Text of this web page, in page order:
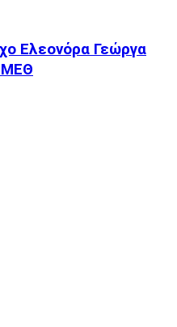
Ελεονόρα Γεώργα
ΜΕΘ